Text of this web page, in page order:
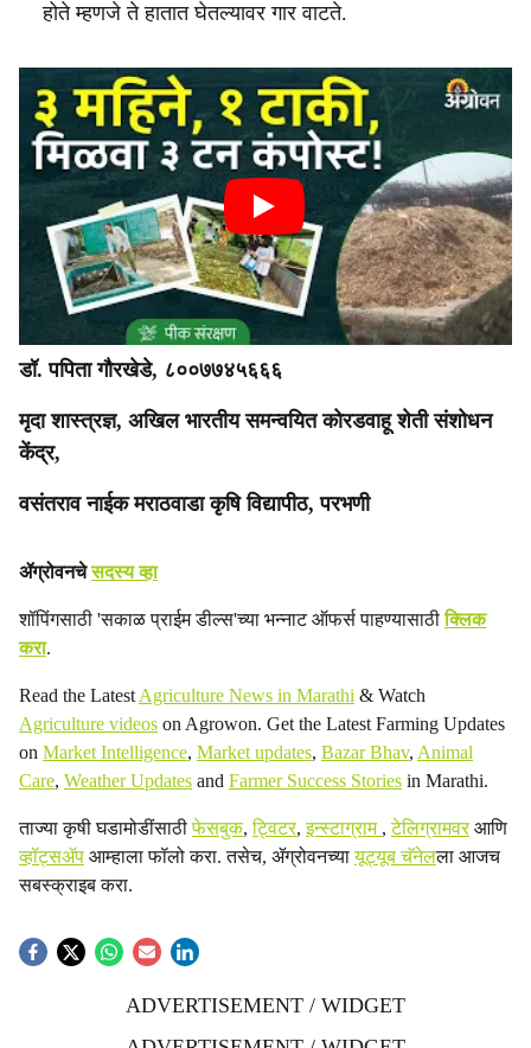
होते म्हणजे ते हातात घेतल्यावर गार वाटते.
डॉ. पपिता गौरखेडे, ८००७७४५६६६
मृदा शास्त्रज्ञ, अखिल भारतीय समन्वयित कोरडवाहू शेती संशोधन
केंद्र,
वसंतराव नाईक मराठवाडा कृषि विद्यापीठ, परभणी
ॲग्रोवनचेसदस्य व्हा
शॉपिंगसाठी 'सकाळ प्राईम डील्स'च्या भन्नाट ऑफर्स पाहण्यासाठीक्लिक
करा.
Read the Latest Agriculture News in Marathi & Watch
Agriculture videos on Agrowon. Get the Latest Farming Updates
on Market Intelligence, Market updates, Bazar Bhav, Animal
Care, Weather Updates and Farmer Success Stories in Marathi.
ताज्या कृषी घडामोडींसाठीफेसबुक,ट्विटर,इन्स्टाग्राम ,टेलिग्रामवरआणि
व्हॉट्सॲप आम्हाला फॉलो करा. तसेच, ॲग्रोवनच्यायूट्यूब चॅनेलला आजच
सबस्क्राइब करा.
ADVERTISEMENT / WIDGET